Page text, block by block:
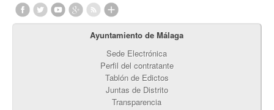
Ayuntamiento de Málaga
Sede Electrónica
Perfil del contratante
Tablón de Edictos
Juntas de Distrito
Transparencia